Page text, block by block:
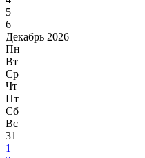
5
6
Декабрь 2026
Пн
Вт
Ср
Чт
Пт
Сб
Вс
31
1